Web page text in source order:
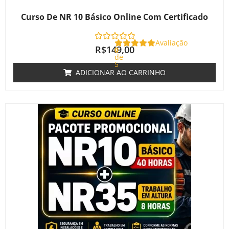
Curso De NR 10 Básico Online Com Certificado
Avaliação
0
de
5
R$149,00
ADICIONAR AO CARRINHO